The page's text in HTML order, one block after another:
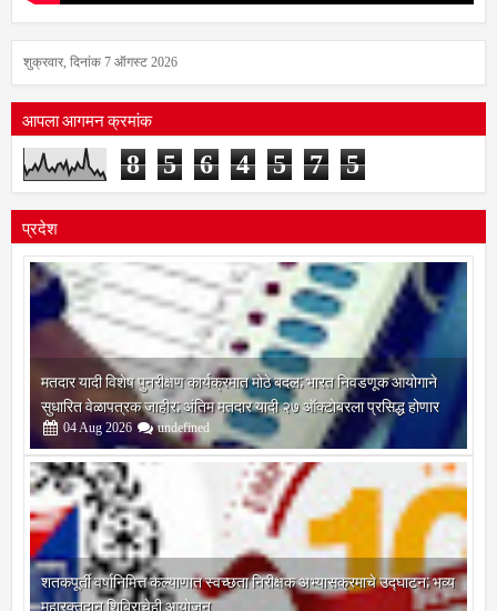
शुक्रवार, दिनांक 7 ऑगस्ट 2026
आपला आगमन क्रमांक
8 5 6 4 5 7 5
प्रदेश
मतदार यादी विशेष पुनरीक्षण कार्यक्रमात मोठे बदल; भारत निवडणूक आयोगाने
सुधारित वेळापत्रक जाहीर; अंतिम मतदार यादी २७ ऑक्टोबरला प्रसिद्ध होणार
04 Aug 2026 undefined
शतकपूर्ती वर्षानिमित्त कल्याणात स्वच्छता निरीक्षक अभ्यासक्रमाचे उद्घाटन; भव्य
महारक्तदान शिबिराचेही आयोजन